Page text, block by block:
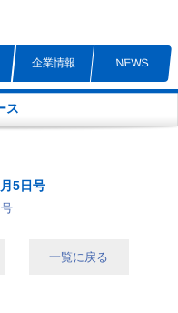
企業情報 NEWS
ス
5日号
一覧に戻る